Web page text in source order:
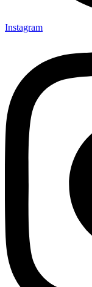
Instagram